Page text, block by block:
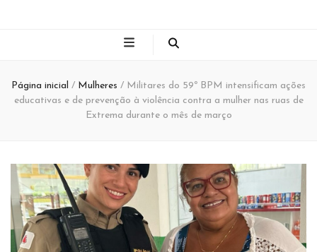
Página inicial / Mulheres / Militares do 59º BPM intensificam ações
educativas e de prevenção à violência contra a mulher nas ruas de
Extrema durante o mês de março